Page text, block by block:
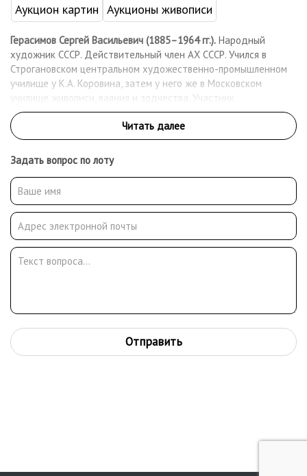
Аукцион картин Аукционы живописи
Герасимов Сергей Васильевич (1885–1964 гг.). Народный
художник СССР. Действительный член АХ СССР. Учился в
Строгановском центральном художественно-промышленном
училище у К.А. Коровина, затем у него же в Московском
училище живописи, ваяния и зодчества. Участник
объединений «Московский салон» (1911-1920), «Мир
искусства» (1920), «Маковец» (1921-1922), «ОМХ» (1926-1929),
АХР (1930-1932). Лауреат Ленинской премии (1966) за серию
картин «Земля русская». Персональные выставки художника
неоднократно проходили в Москве, Ленинграде, Риге,
Бухаресте, Варшаве, Праге, Братиславе. Произведения С.В.
Герасимова хранятся в ГТГ, ГРМ, ГМИИ им. А.С. Пушкина,
Государственном литературном музее в Москве,
Государственном музее русского искусства в Киеве и во
многих других музеях.
Задать вопрос по лоту
Отправить